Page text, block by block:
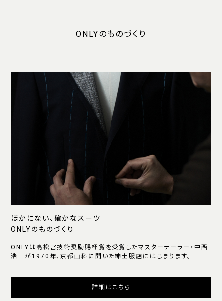
ONLYのものづくり
ほかにない、確かなスーツ
ONLYのものづくり
ONLYは高松宮技術奨励賜杯賞を受賞したマスターテーラー・中西
浩一が1970年、京都山科に開いた紳士服店にはじまります。
詳細はこちら